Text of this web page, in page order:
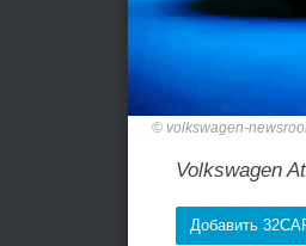
volkswagen-
Volkswagen
Добавить